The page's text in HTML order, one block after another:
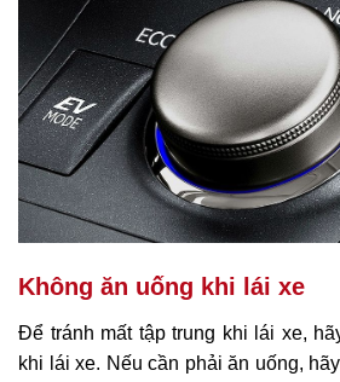
Không ăn uống khi lái xe
Để tránh mất tập trung khi lái xe,
khi lái xe. Nếu cần phải ăn uống,